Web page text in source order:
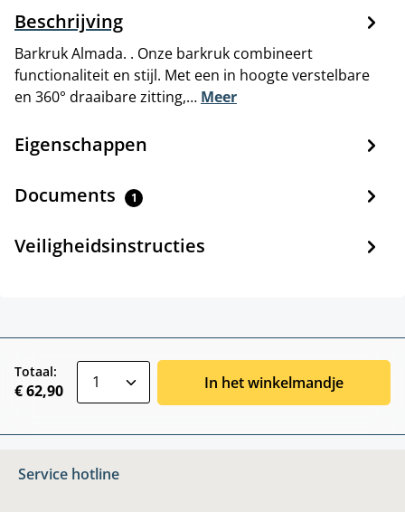
Beschrijving
Barkruk Almada. . Onze barkruk combineert
functionaliteit en stijl. Met een in hoogte verstelbare
en 360° draaibare zitting,… Meer
Eigenschappen
Documents 1
Veiligheidsinstructies
Totaal:
€ 62,90 In het winkelmandje
Service hotline